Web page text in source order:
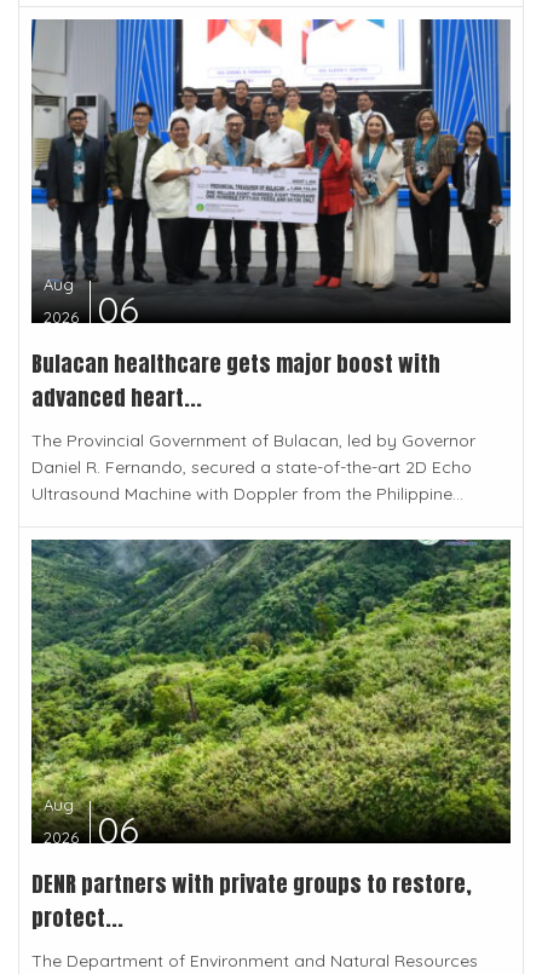
Aug
2026
06
Bulacan healthcare gets major boost with
advanced heart...
The Provincial Government of Bulacan, led by Governor
Daniel R. Fernando, secured a state-of-the-art 2D Echo
Ultrasound Machine with Doppler from the Philippine...
Aug
2026
06
DENR partners with private groups to restore,
protect...
The Department of Environment and Natural Resources